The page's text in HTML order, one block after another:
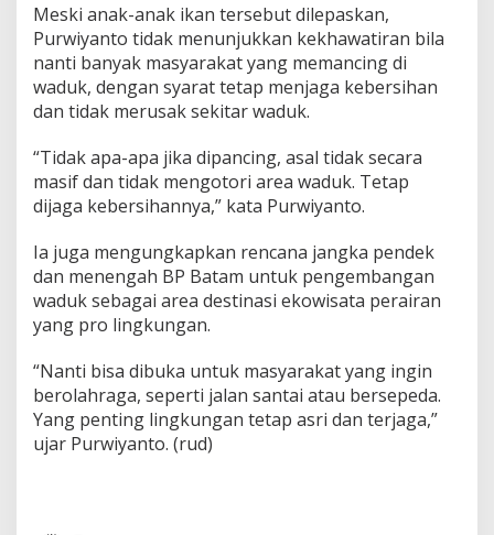
Meski anak-anak ikan tersebut dilepaskan,
Purwiyanto tidak menunjukkan kekhawatiran bila
nanti banyak masyarakat yang memancing di
waduk, dengan syarat tetap menjaga kebersihan
dan tidak merusak sekitar waduk.
“Tidak apa-apa jika dipancing, asal tidak secara
masif dan tidak mengotori area waduk. Tetap
dijaga kebersihannya,” kata Purwiyanto.
Ia juga mengungkapkan rencana jangka pendek
dan menengah BP Batam untuk pengembangan
waduk sebagai area destinasi ekowisata perairan
yang pro lingkungan.
“Nanti bisa dibuka untuk masyarakat yang ingin
berolahraga, seperti jalan santai atau bersepeda.
Yang penting lingkungan tetap asri dan terjaga,”
ujar Purwiyanto. (rud)